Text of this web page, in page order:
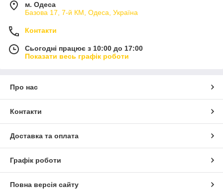
м. Одеса
Базова 17, 7-й КМ, Одеса, Україна
Контакти
Сьогодні працює з 10:00 до 17:00
Показати весь графік роботи
Про нас
Контакти
Доставка та оплата
Графік роботи
Повна версія сайту